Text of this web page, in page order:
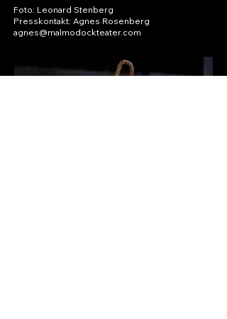
Foto: Leonard Stenberg
Presskontakt: Agnes Rosenberg
agnes@malmodockteater.com